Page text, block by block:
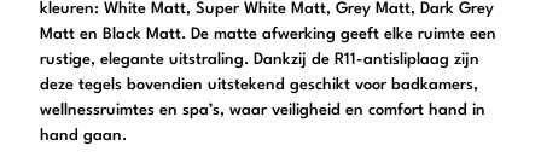
kleuren: White Matt, Super White Matt, Grey Matt, Dark Grey
Matt en Black Matt. De matte afwerking geeft elke ruimte een
rustige, elegante uitstraling. Dankzij de R11-antisliplaag zijn
deze tegels bovendien uitstekend geschikt voor badkamers,
wellnessruimtes en spa’s, waar veiligheid en comfort hand in
hand gaan.